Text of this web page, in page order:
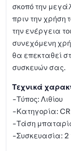
σκοπό την
πριν την χρήση
την ενέργεια
συνεχόμενη
θα επεκταθεί
συσκευών σας.
Τεχνικά
-Τύπος: Λιθίου
-Κατηγορία:
-Τάση
-Συσκευασία: 2